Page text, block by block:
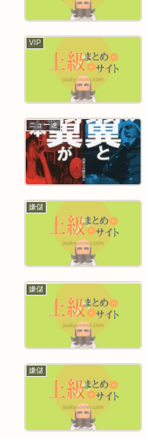
VIP
ニュー速
嫌儲
嫌儲
嫌儲